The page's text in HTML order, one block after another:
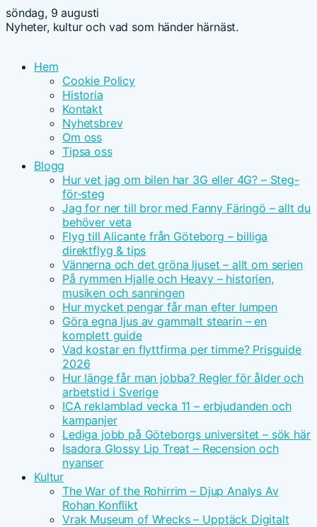
söndag, 9 augusti
Nyheter, kultur och vad som händer härnäst.
Hem
Cookie Policy
Historia
Kontakt
Nyhetsbrev
Om oss
Tipsa oss
Blogg
Hur vet jag om bilen har 3G eller 4G? – Steg-
för-steg
Jag for ner till bror med Fanny Färingö – allt du
behöver veta
Flyg till Alicante från Göteborg – billiga
direktflyg & tips
Vännerna och det gröna ljuset – allt om serien
På rymmen Hjalle och Heavy – historien,
musiken och sanningen
Hur mycket pengar får man efter lumpen
Göra egna ljus av gammalt stearin – en
komplett guide
Vad kostar en flyttfirma per timme? Prisguide
2026
Hur länge får man jobba? Regler för ålder och
arbetstid i Sverige
ICA reklamblad vecka 11 – erbjudanden och
kampanjer
Lediga jobb på Göteborgs universitet – sök här
Isadora Glossy Lip Treat – Recension och
nyanser
Kultur
The War of the Rohirrim – Djup Analys Av
Rohan Konflikt
Vrak Museum of Wrecks – Upptäck Digitalt